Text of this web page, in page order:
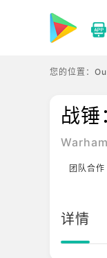
您的位置：
战锤
团队合作
详情